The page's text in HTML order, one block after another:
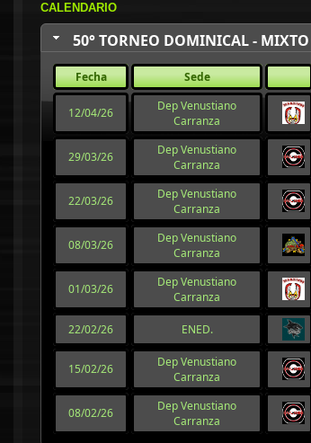
CALENDARIO
50° TORNEO DOMINICAL - MIXTO
Fecha Sede
12/04/26
Dep Venustiano
Carranza
29/03/26
Dep Venustiano
Carranza
22/03/26
Dep Venustiano
Carranza
08/03/26
Dep Venustiano
Carranza
01/03/26
Dep Venustiano
Carranza
22/02/26 ENED.
15/02/26
Dep Venustiano
Carranza
08/02/26
Dep Venustiano
Carranza